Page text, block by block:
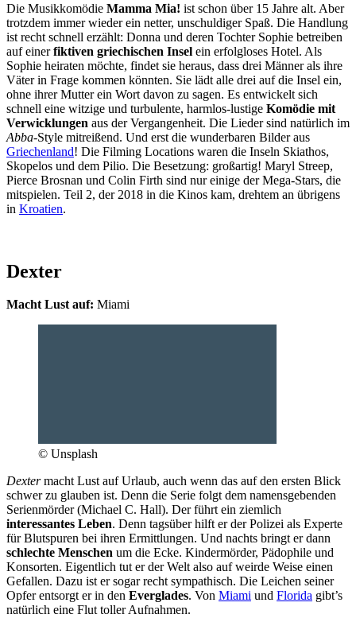
Die Musikkomödie Mamma Mia! ist schon über 15 Jahre alt. Aber
trotzdem immer wieder ein netter, unschuldiger Spaß. Die Handlung
ist recht schnell erzählt: Donna und deren Tochter Sophie betreiben
auf einerfiktiven griechischen Insel ein erfolgloses Hotel. Als
Sophie heiraten möchte, findet sie heraus, dass drei Männer als ihre
Väter in Frage kommen könnten. Sie lädt alle drei auf die Insel ein,
ohne ihrer Mutter ein Wort davon zu sagen. Es entwickelt sich
schnell eine witzige und turbulente, harmlos-lustige Komödie mit
Verwicklungen aus der Vergangenheit. Die Lieder sind natürlich im
Abba-Style mitreißend. Und erst die wunderbaren Bilder aus
Griechenland! Die Filming Locations waren die Inseln Skiathos,
Skopelos und dem Pilio. Die Besetzung: großartig! Maryl Streep,
Pierce Brosnan und Colin Firth sind nur einige der Mega-Stars, die
mitspielen. Teil 2, der 2018 in die Kinos kam, drehtem an übrigens
in Kroatien.
Dexter
Macht Lust auf: Miami
© Unsplash
Dextermacht Lust auf Urlaub, auch wenn das auf den ersten Blick
schwer zu glauben ist. Denn die Serie folgt dem namensgebenden
Serienmörder (Michael C. Hall). Der führt ein ziemlich
interessantes Leben. Denn tagsüber hilft er der Polizei als Experte
für Blutspuren bei ihren Ermittlungen. Und nachts bringt er dann
schlechte Menschen um die Ecke. Kindermörder, Pädophile und
Konsorten. Eigentlich tut er der Welt also auf weirde Weise einen
Gefallen. Dazu ist er sogar recht sympathisch. Die Leichen seiner
Opfer entsorgt er in den Everglades. Von Miami und Florida gibt’s
natürlich eine Flut toller Aufnahmen.